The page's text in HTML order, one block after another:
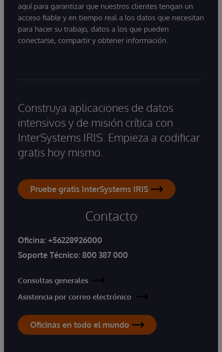
aquí para garantizar que nuestros clientes tengan un
acceso fiable y en tiempo real a los datos que necesitan
para hacer su trabajo, datos a los que pueden
conectarse, compartir y obtener información.
Construya aplicaciones de datos
intensivos y de misión crítica con
InterSystems IRIS. Empieza a codificar
gratis hoy mismo.
Pruebe gratis InterSystems IRIS
Contacto
Oficina: +56228926000
Soporte Técnico: 800 387 000
Consultas generales
Asistencia por correo electrónico
Oficinas en todo el mundo